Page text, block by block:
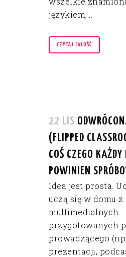
językiem,...
CZYTAJ CAŁOŚĆ
22 LIS
(FLIPPED
COŚ CZEGO
POWINIEN
Idea jest prosta.
uczą się w domu
multimedialnych
przygotowanych
prowadzącego
prezentacji,